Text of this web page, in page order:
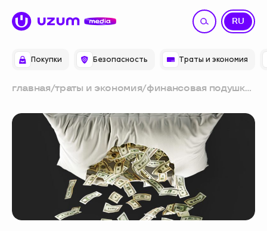
Покупки Безопасность Траты и экономия
RU
UZ
главная/траты и экономия/финансовая подушка
нужна и как её
создать